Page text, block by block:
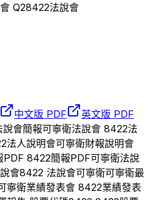
Q28422法說會
中文版 PDF
英文版 PDF
說會簡報可寧衛法說會 8422法
法人說明會可寧衛財報說明會
PDF 8422簡報PDF可寧衛法說
會8422 法說會可寧衛可寧衛最
寧衛業績發表會 8422業績發表